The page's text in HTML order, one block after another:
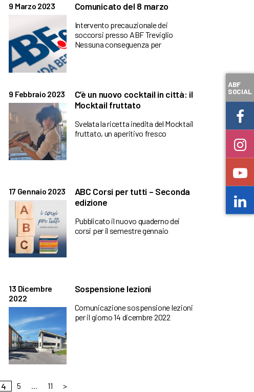
9 Marzo 2023 Comunicato del 8 marzo
Intervento precauzionale dei
soccorsi presso ABF Treviglio
Nessuna conseguenza per
9 Febbraio 2023
C’è un nuovo cocktail in città: il
Mocktail fruttato
Svelata la ricetta inedita del Mocktail
fruttato, un aperitivo fresco
17 Gennaio 2023
ABC Corsi per tutti – Seconda
edizione
Pubblicato il nuovo quaderno dei
corsi per il semestre gennaio
13 Dicembre
2022
Sospensione lezioni
Comunicazione sospensione lezioni
per il giorno 14 dicembre 2022
4 5 … 11 >
ABF
SOCIAL